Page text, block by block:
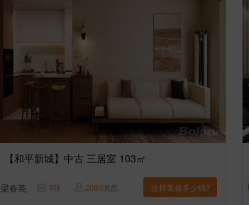
【和平新城】中古 三居室 103㎡
梁春英 9张 2080浏览 这样装修多少钱?